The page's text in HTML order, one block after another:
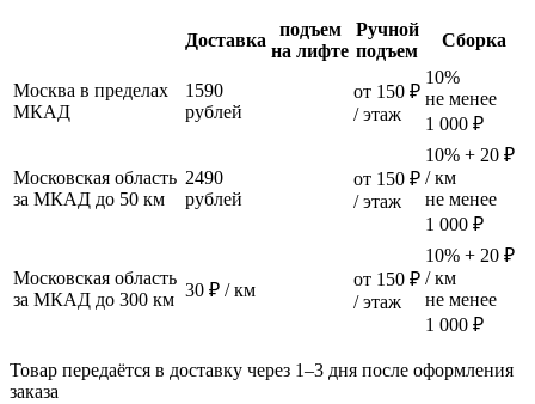
Доставка
подъем
на лифте
Ручной
подъем
Сборка
Москва в пределах
МКАД
1590
рублей
от 150 ₽
/ этаж
10%
не менее
1 000 ₽
Московская область
за МКАД до 50 км
2490
рублей
от 150 ₽
/ этаж
10% + 20 ₽
/ км
не менее
1 000 ₽
Московская область
за МКАД до 300 км 30 ₽ / км
от 150 ₽
/ этаж
10% + 20 ₽
/ км
не менее
1 000 ₽
Товар передаётся в доставку через 1–3 дня после оформления
заказа